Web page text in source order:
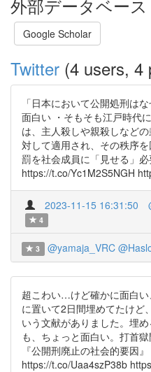
外部データベー
Google Scholar
Twitter (4 users, 4
「日本において公開処刑は
面白い ・そもそも江戸時代
は、主人殺しや親殺しなど
対して適用され、その秩序
罰を社会成員に「見せる」
https://t.co/Yc1M2S5NGH
2023-11-15 16:31:50
4
3 @yamaja_VRC
超こわい…けど確かに面白
に置いて2日間埋めてたけど
いう文献がありました。埋
も、ちょっと面白い。打首
『公開刑廃止の社会的要因
https://t.co/Uaa4szP38b